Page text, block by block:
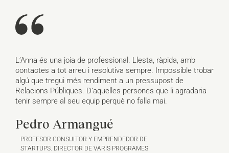
L’Anna és una joia de professional. Llesta, ràpida, amb
contactes a tot arreu i resolutiva sempre. Impossible trobar
algú que tregui més rendiment a un pressupost de
Relacions Públiques. D’aquelles persones que li agradaria
tenir sempre al seu equip perquè no falla mai.
Pedro Armangué
PROFESOR CONSULTOR Y EMPRENDEDOR DE
STARTUPS. DIRECTOR DE VARIS PROGRAMES